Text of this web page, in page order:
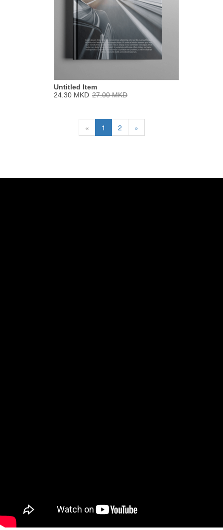
Untitled Item
24.30 MKD 27.00 MKD
« 1 2 »